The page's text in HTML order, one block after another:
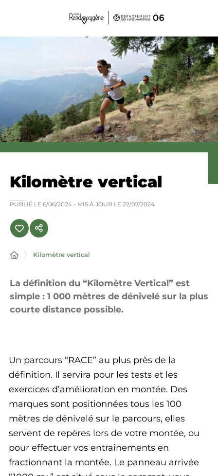
Kilomètre vertical
PUBLIÉ LE 6/06/2024 - MIS À JOUR LE 22/07/2024
Kilomètre vertical
La définition du “Kilomètre Vertical” est
simple : 1 000 mètres de dénivelé sur la plus
courte distance possible.
Un parcours “RACE” au plus près de la
définition. Il servira pour les tests et les
exercices d’amélioration en montée. Des
marques sont positionnées tous les 100
mètres de dénivelé sur le parcours, elles
servent de repères lors de votre montée, ou
pour effectuer vos entraînements en
fractionnant la montée. Le panneau arrivée